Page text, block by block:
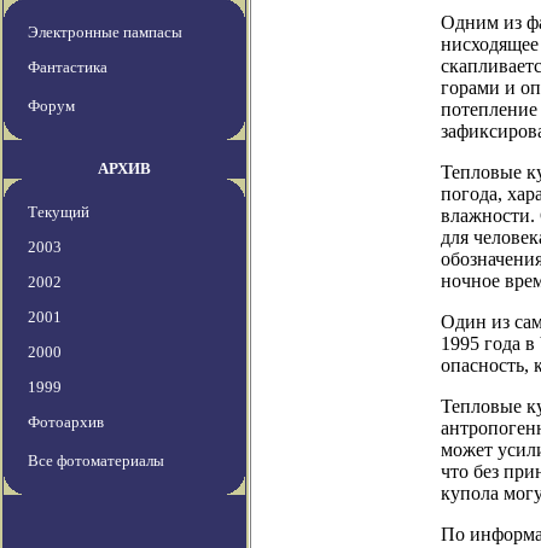
Электронные пампасы
Фантастика
Форум
АРХИВ
Текущий
2003
2002
2001
2000
1999
Фотоархив
Все фотоматериалы
Одним из
горами и
Тепловые
погода,
влажности.
для
ночное
Один из
1995 года
опасность,
Тепловые
может
что без
купола
По